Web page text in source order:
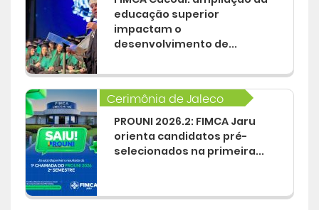
educação superior
impactam o
desenvolvimento de...
Cerimônia de Jaleco
PROUNI 2026.2: FIMCA Jaru
orienta candidatos pré-
selecionados na primeira...